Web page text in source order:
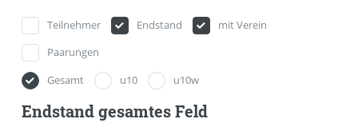
Teilnehmer Endstand
mit Verein
Paarungen
Gesamt
u10 u10w
Endstand gesamtes Feld